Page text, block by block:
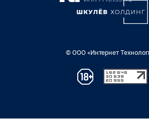
© ООО «Интернет